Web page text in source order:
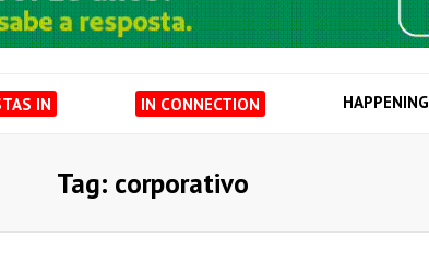
IN IN CONNECTION HAPPENING
Tag: corporativo